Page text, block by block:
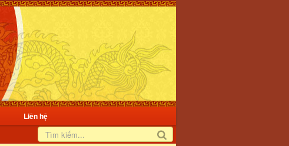
Liên hệ